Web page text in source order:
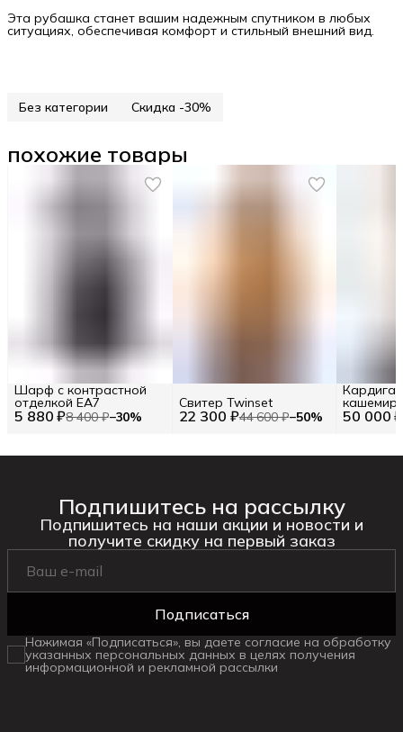
Эта рубашка станет вашим надежным спутником в любых
ситуациях, обеспечивая комфорт и стильный внешний вид.
Без категории Скидка -30%
похожие товары
5 880 ₽8 400 ₽−30%
Шарф с контрастной
отделкой EA7
22 300 ₽44 600 ₽−50%
Свитер Twinset
50 000 ₽
Подпишитесь на рассылку
Подпишитесь на наши акции и новости и
получите скидку на первый заказ
Подписаться
Нажимая «Подписаться», вы даете согласие на обработку
указанных персональных данных в целях получения
информационной и рекламной рассылки